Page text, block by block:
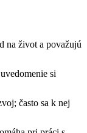
na život a považujú
si
často sa k nej